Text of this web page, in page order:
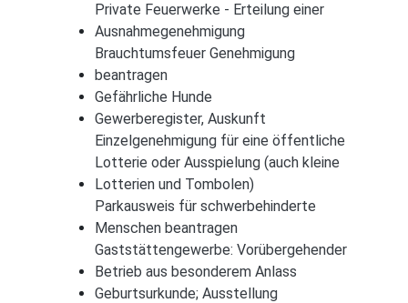
Private Feuerwerke - Erteilung einer
Ausnahmegenehmigung
Brauchtumsfeuer Genehmigung
beantragen
Gefährliche Hunde
Gewerberegister, Auskunft
Einzelgenehmigung für eine öffentliche
Lotterie oder Ausspielung (auch kleine
Lotterien und Tombolen)
Parkausweis für schwerbehinderte
Menschen beantragen
Gaststättengewerbe: Vorübergehender
Betrieb aus besonderem Anlass
Geburtsurkunde; Ausstellung